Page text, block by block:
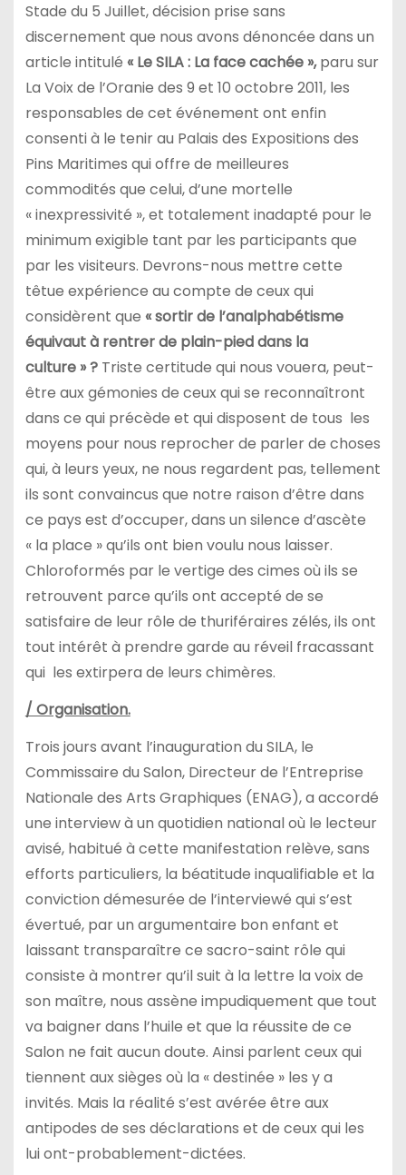
Stade du 5 Juillet, décision prise sans
discernement que nous avons dénoncée dans un
article intitulé « Le SILA : La face cachée »,paru sur
La Voix de l’Oranie des 9 et 10 octobre 2011, les
responsables de cet événement ont enfin
consenti à le tenir au Palais des Expositions des
Pins Maritimes qui offre de meilleures
commodités que celui, d’une mortelle
« inexpressivité », et totalement inadapté pour le
minimum exigible tant par les participants que
par les visiteurs. Devrons-nous mettre cette
têtue expérience au compte de ceux qui
considèrent que « sortir de l’analphabétisme
équivaut à rentrer de plain-pied dans la
culture » ?Triste certitude qui nous vouera, peut-
être aux gémonies de ceux qui se reconnaîtront
dans ce qui précède et qui disposent de tous les
moyens pour nous reprocher de parler de choses
qui, à leurs yeux, ne nous regardent pas, tellement
ils sont convaincus que notre raison d’être dans
ce pays est d’occuper, dans un silence d’ascète
« la place » qu’ils ont bien voulu nous laisser.
Chloroformés par le vertige des cimes où ils se
retrouvent parce qu’ils ont accepté de se
satisfaire de leur rôle de thuriféraires zélés, ils ont
tout intérêt à prendre garde au réveil fracassant
qui les extirpera de leurs chimères.
/ Organisation.
Trois jours avant l’inauguration du SILA, le
Commissaire du Salon, Directeur de l’Entreprise
Nationale des Arts Graphiques (ENAG), a accordé
une interview à un quotidien national où le lecteur
avisé, habitué à cette manifestation relève, sans
efforts particuliers, la béatitude inqualifiable et la
conviction démesurée de l’interviewé qui s’est
évertué, par un argumentaire bon enfant et
laissant transparaître ce sacro-saint rôle qui
consiste à montrer qu’il suit à la lettre la voix de
son maître, nous assène impudiquement que tout
va baigner dans l’huile et que la réussite de ce
Salon ne fait aucun doute. Ainsi parlent ceux qui
tiennent aux sièges où la « destinée » les y a
invités. Mais la réalité s’est avérée être aux
antipodes de ses déclarations et de ceux qui les
lui ont-probablement-dictées.